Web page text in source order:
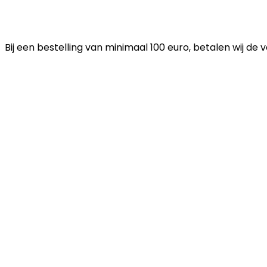
Bij een bestelling van minimaal 100 euro, betalen wij de